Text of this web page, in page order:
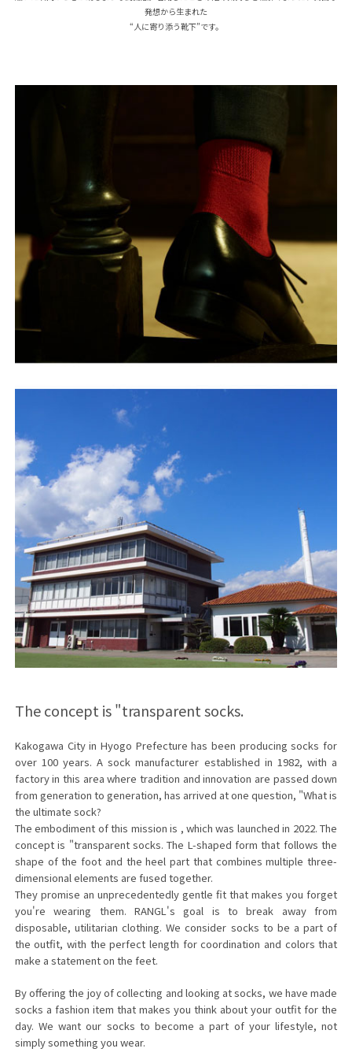
発想から生まれた
“人に寄り添う靴下”です。
The concept is "transparent socks.
Kakogawa City in Hyogo Prefecture has been producing socks for
over 100 years. A sock manufacturer established in 1982, with a
factory in this area where tradition and innovation are passed down
from generation to generation, has arrived at one question, "What is
the ultimate sock?
The embodiment of this mission is , which was launched in 2022. The
concept is "transparent socks. The L-shaped form that follows the
shape of the foot and the heel part that combines multiple three-
dimensional elements are fused together.
They promise an unprecedentedly gentle fit that makes you forget
you're wearing them. RANGL's goal is to break away from
disposable, utilitarian clothing. We consider socks to be a part of
the outfit, with the perfect length for coordination and colors that
make a statement on the feet.
By offering the joy of collecting and looking at socks, we have made
socks a fashion item that makes you think about your outfit for the
day. We want our socks to become a part of your lifestyle, not
simply something you wear.